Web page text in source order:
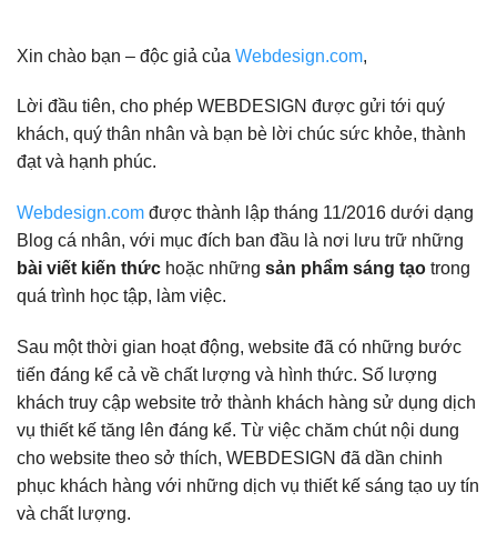
Xin chào bạn – độc giả của Webdesign.com,
Lời đầu tiên, cho phép WEBDESIGN được gửi tới quý
khách, quý thân nhân và bạn bè lời chúc sức khỏe, thành
đạt và hạnh phúc.
Webdesign.com được thành lập tháng 11/2016 dưới dạng
Blog cá nhân, với mục đích ban đầu là nơi lưu trữ những
bài viết kiến thức hoặc những sản phẩm sáng tạo trong
quá trình học tập, làm việc.
Sau một thời gian hoạt động, website đã có những bước
tiến đáng kể cả về chất lượng và hình thức. Số lượng
khách truy cập website trở thành khách hàng sử dụng dịch
vụ thiết kế tăng lên đáng kể. Từ việc chăm chút nội dung
cho website theo sở thích, WEBDESIGN đã dần chinh
phục khách hàng với những dịch vụ thiết kế sáng tạo uy tín
và chất lượng.